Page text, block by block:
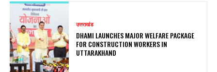
उत्तराखंड
DHAMI LAUNCHES MAJOR WELFARE PACKAGE
FOR CONSTRUCTION WORKERS IN
UTTARAKHAND